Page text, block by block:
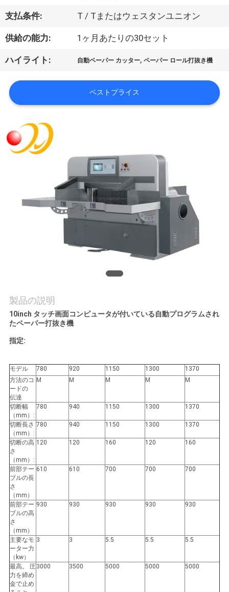
つ
い
て
工
旅
私
達
に
絡
し
な
さ
い
引
用
を
要
求
支払条件: T / Tまたはウェスタンユニオン
供給の能力: 1ヶ月あたりの30セット
ハイライト: 自動ペーパー カッター,ペーパー ロール打抜き機
ベストプライス
製品の説明
10inch タッチ画面コンピュータが付いている自動プログラムされ
たペーパー打抜き機
指定:
モデル 780 920 1150 1300
1370
方法のコ
ードの
伝達
M M M M M
切断幅
（mm）:
780 940 1150 1300 1370
切断長さ
（mm）:
780 940 1150 1300 1370
切断の高
さ
（mm）:
120 120 160 120 160
前部テー
ブルの長
さ
（mm）
610 610 700 700 700
前部テー
ブルの高
さ
（mm）
930 930 930 930 930
主要なモ
ーター力
（kw）
3 3 5.5 5.5 5.5
最高。 圧
力を締め
金で止め
3000 3500 5000 5000 5000